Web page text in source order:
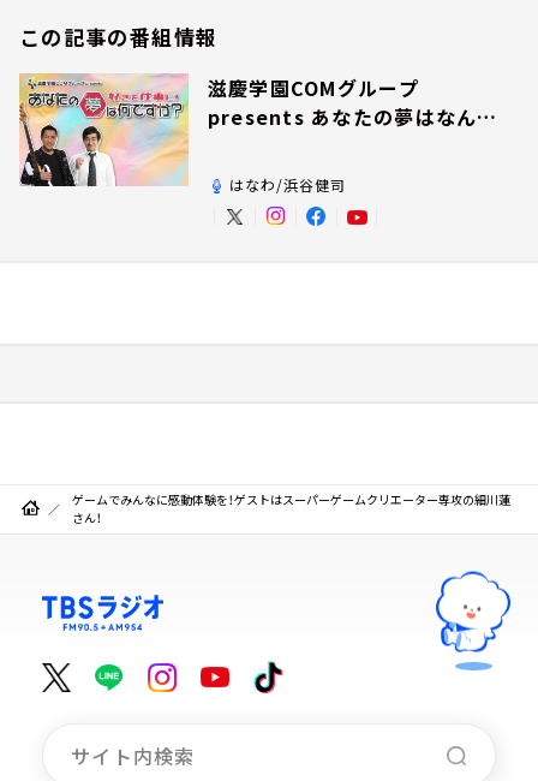
この記事の番組情報
滋慶学園COMグループ
presents あなたの夢はなんで
はなわ/浜谷健司
ゲームでみんなに感動体験を！ゲストはスーパーゲームクリエーター専攻の細川蓮
さん！